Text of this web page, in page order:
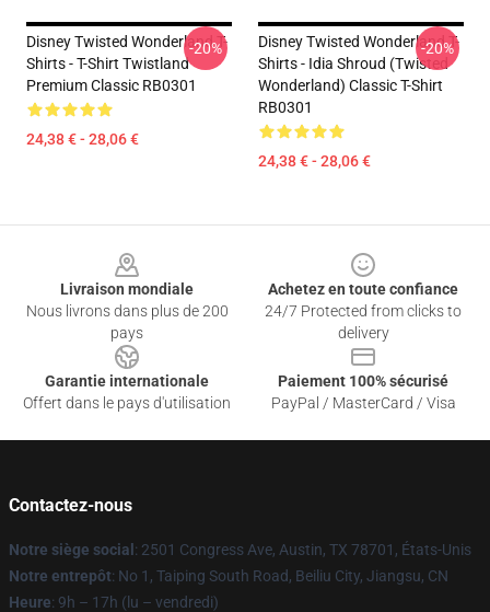
Disney Twisted Wonderland T-
Shirts - T-Shirt Twistland
Premium Classic RB0301
24,38 € - 28,06 €
-20%
Disney Twisted Wonderland T-
Shirts - Idia Shroud (Twisted
Wonderland) Classic T-Shirt
RB0301
24,38 € - 28,06 €
-20%
Livraison mondiale
Nous livrons dans plus de 200
pays
Achetez en toute confiance
24/7 Protected from clicks to
delivery
Garantie internationale
Offert dans le pays d'utilisation
Paiement 100% sécurisé
PayPal / MasterCard / Visa
Contactez-nous
Notre siège social : 2501 Congress Ave, Austin, TX 78701, États-Unis
Notre entrepôt: No 1, Taiping South Road, Beiliu City, Jiangsu, CN
Heure: 9h – 17h (lu – vendredi)